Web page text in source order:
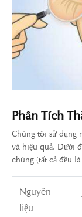
Phân Tích
Chúng tôi sử dụng
và hiệu quả. Dưới
chúng (tất cả đều
Nguyên
liệu